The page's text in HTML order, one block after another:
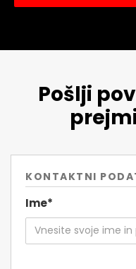
Pošlji
KONTAKTNI
Ime*